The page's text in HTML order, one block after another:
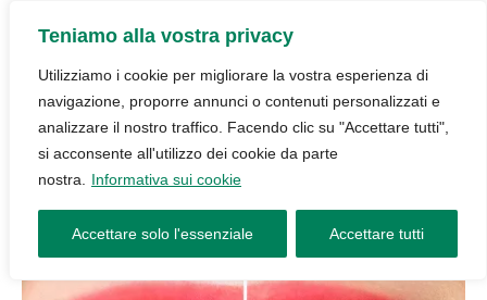
Teniamo alla vostra privacy
Utilizziamo i cookie per migliorare la vostra esperienza di
navigazione, proporre annunci o contenuti personalizzati e
analizzare il nostro traffico. Facendo clic su "Accettare tutti",
si acconsente all'utilizzo dei cookie da parte
nostra.
Informativa sui cookie
Accettare solo l'essenziale Accettare tutti